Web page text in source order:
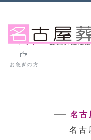
お急ぎの方
トップ 提携葬儀社
名古
名古